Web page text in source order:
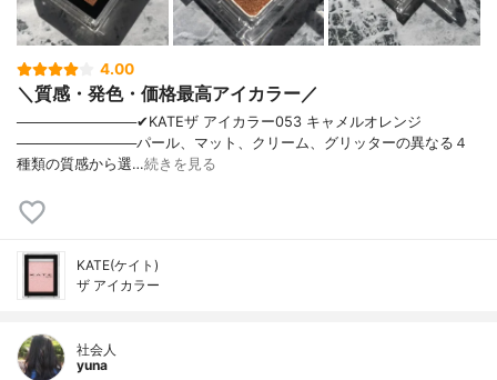
4.00
＼質感・発色・価格最高アイカラー／
────────────✔︎KATEザ アイカラー053 キャメルオレンジ
────────────パール、マット、クリーム、グリッターの異なる４
種類の質感から選…続きを見る
KATE(ケイト)
ザ アイカラー
社会人
yuna